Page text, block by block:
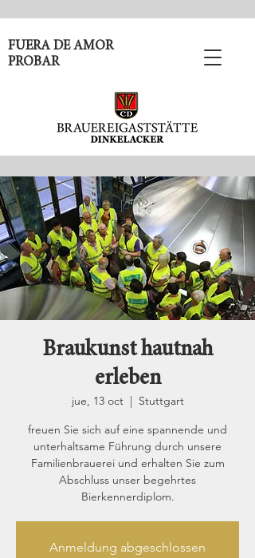
FUERA DE AMOR
PROBAR
Braukunst hautnah
erleben
jue, 13 oct
  |
Stuttgart
freuen Sie sich auf eine spannende und
unterhaltsame Führung durch unsere
Familienbrauerei und erhalten Sie zum
Abschluss unser begehrtes
Bierkennerdiplom.
Anmeldung abgeschlossen